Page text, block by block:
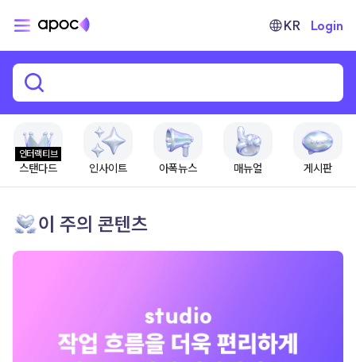
KR Login
인터랙티브
스탠다드 인사이트 매뉴얼
아폭뉴스 게시판
이 주의 콘텐츠